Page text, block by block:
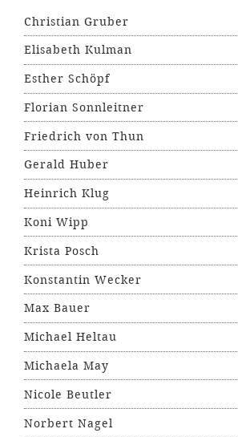
Christian Gruber
Elisabeth Kulman
Esther Schöpf
Florian Sonnleitner
Friedrich von Thun
Gerald Huber
Heinrich Klug
Koni Wipp
Krista Posch
Konstantin Wecker
Max Bauer
Michael Heltau
Michaela May
Nicole Beutler
Norbert Nagel